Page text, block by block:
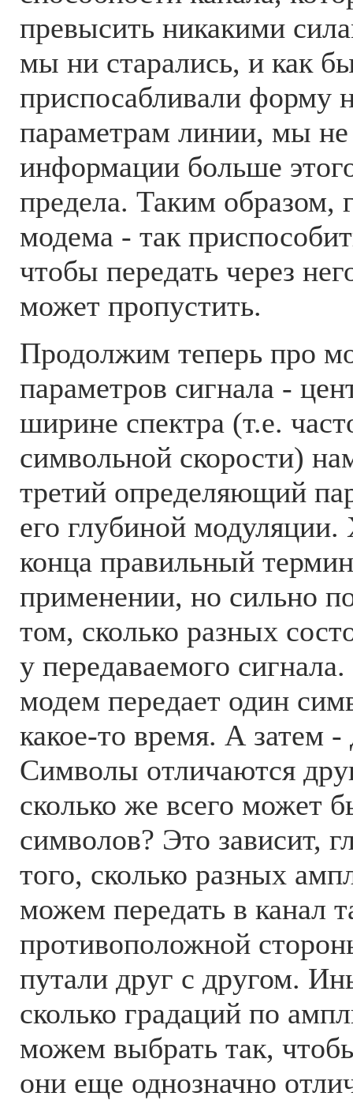
превысить никакими
мы ни старались, и как
приспосабливали форму
параметрам линии, мы
информации больше
предела. Таким образом,
модема - так
чтобы передать через
может пропустить.
Продолжим теперь про
параметров сигнала -
ширине спектра (т.е.
символьной скорости)
третий определяющий
его глубиной модуляции.
конца правильный
применении, но сильно
том, сколько разных
у передаваемого
модем передает один
какое-то время. А затем
Символы отличаются
сколько же всего может
символов? Это зависит,
того, сколько разных
можем передать в канал
противоположной
путали друг с другом.
сколько градаций по
можем выбрать так,
они еще однозначно